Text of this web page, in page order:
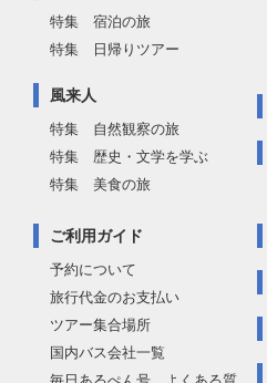
特集 宿泊の旅
特集 日帰りツアー
風来人
特集 自然観察の旅
特集 歴史・文学を学ぶ
特集 美食の旅
ご利用ガイド
予約について
旅行代金のお支払い
ツアー集合場所
国内バス会社一覧